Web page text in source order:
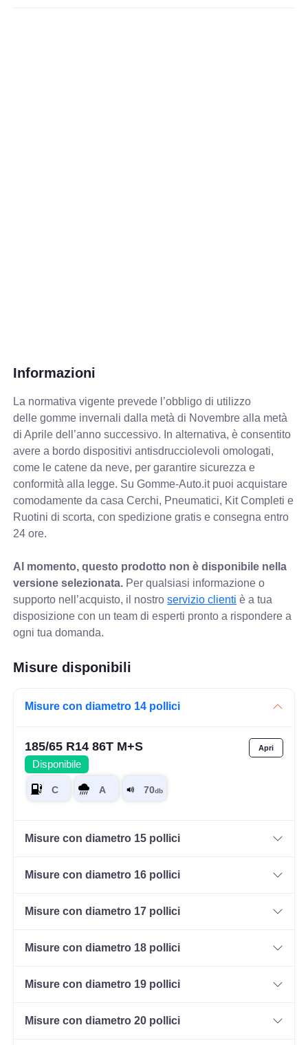
Informazioni
La normativa vigente prevede l’obbligo di utilizzo
delle gomme invernali dalla metà di Novembre alla metà
di Aprile dell’anno successivo. In alternativa, è consentito
avere a bordo dispositivi antisdrucciolevoli omologati,
come le catene da neve, per garantire sicurezza e
conformità alla legge. Su Gomme-Auto.it puoi acquistare
comodamente da casa Cerchi, Pneumatici, Kit Completi e
Ruotini di scorta, con spedizione gratis e consegna entro
24 ore.
Al momento, questo prodotto non è disponibile nella
versione selezionata. Per qualsiasi informazione o
supporto nell’acquisto, il nostroservizio clienti è a tua
disposizione con un team di esperti pronto a rispondere a
ogni tua domanda.
Misure disponibili
Misure con diametro 14 pollici
185/65 R14 86T M+S
Disponibile
Misure con diametro 15 pollici
Misure con diametro 16 pollici
Misure con diametro 17 pollici
Misure con diametro 18 pollici
Misure con diametro 19 pollici
Misure con diametro 20 pollici